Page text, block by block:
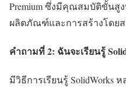
Premium ซึ่งมีคุณสมบัติขั้นสู
ผลิตภัณฑ์และการสร้างโดย
คำถามที่ 2: ฉันจะเรียนรู้
มีวิธีการเรียนรู้ SolidWorks